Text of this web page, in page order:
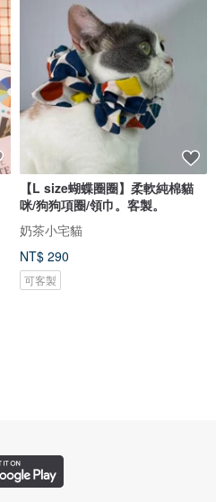
【L size蝴蝶圈圈】柔軟純棉貓
咪/狗狗項圈/領巾。客製。
奶茶小宅貓
NT$ 290
可客製